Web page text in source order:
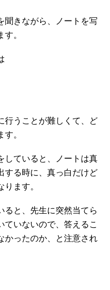
聞きながら、ノートを写
。
行うことが難しくて、ど
。
していると、ノートは真
する時に、真っ白だけど
ます。
ると、先生に突然当てら
ていないので、答えるこ
かったのか、と注意され